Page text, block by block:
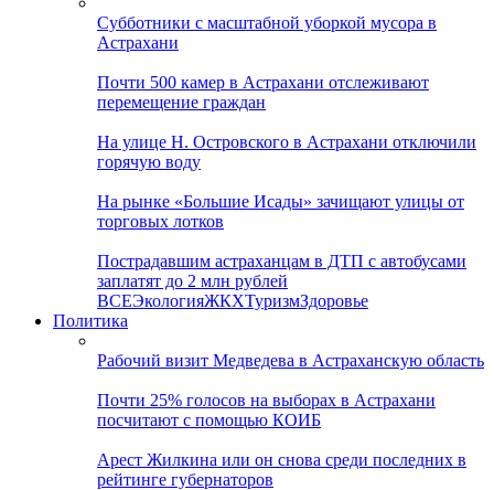
Субботники с масштабной уборкой мусора в
Астрахани
Почти 500 камер в Астрахани отслеживают
перемещение граждан
На улице Н. Островского в Астрахани отключили
горячую воду
На рынке «Большие Исады» зачищают улицы от
торговых лотков
Пострадавшим астраханцам в ДТП с автобусами
заплатят до 2 млн рублей
ВСЕЭкологияЖКХТуризмЗдоровье
Политика
Рабочий визит Медведева в Астраханскую область
Почти 25% голосов на выборах в Астрахани
посчитают с помощью КОИБ
Арест Жилкина или он снова среди последних в
рейтинге губернаторов